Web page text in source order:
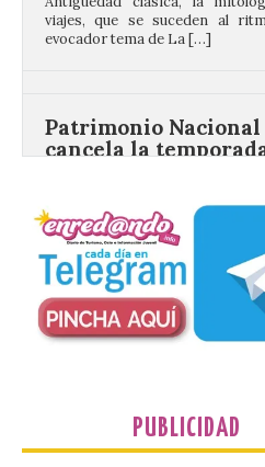
fuentes de La Granja
la escasez de agua
Esta medida
espectáculos
de la Fuente
Diana previstos
días 8, 15 y 22
así como al encendido
PUBLICIDAD